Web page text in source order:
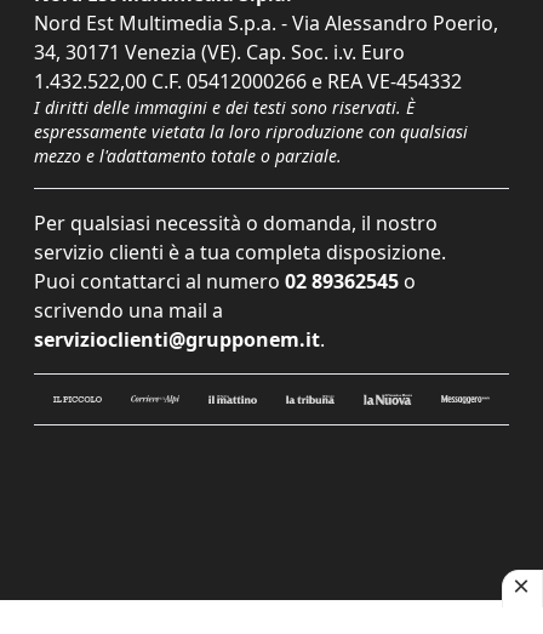
Nord Est Multimedia S.p.a. - Via Alessandro Poerio,
34, 30171 Venezia (VE). Cap. Soc. i.v. Euro
1.432.522,00 C.F. 05412000266 e REA VE-454332
I diritti delle immagini e dei testi sono riservati. È
espressamente vietata la loro riproduzione con qualsiasi
mezzo e l'adattamento totale o parziale.
Per qualsiasi necessità o domanda, il nostro
servizio clienti è a tua completa disposizione.
Puoi contattarci al numero 02 89362545 o
scrivendo una mail a
servizioclienti@grupponem.it.